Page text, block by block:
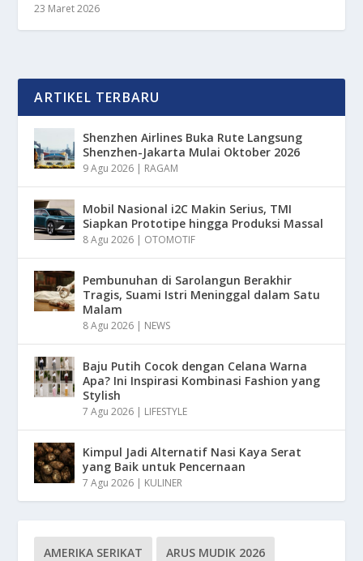
23 Maret 2026
ARTIKEL TERBARU
Shenzhen Airlines Buka Rute Langsung
Shenzhen-Jakarta Mulai Oktober 2026
9 Agu 2026 | RAGAM
Mobil Nasional i2C Makin Serius, TMI
Siapkan Prototipe hingga Produksi Massal
8 Agu 2026 | OTOMOTIF
Pembunuhan di Sarolangun Berakhir
Tragis, Suami Istri Meninggal dalam Satu
Malam
8 Agu 2026 | NEWS
Baju Putih Cocok dengan Celana Warna
Apa? Ini Inspirasi Kombinasi Fashion yang
Stylish
7 Agu 2026 | LIFESTYLE
Kimpul Jadi Alternatif Nasi Kaya Serat
yang Baik untuk Pencernaan
7 Agu 2026 | KULINER
AMERIKA SERIKAT ARUS MUDIK 2026